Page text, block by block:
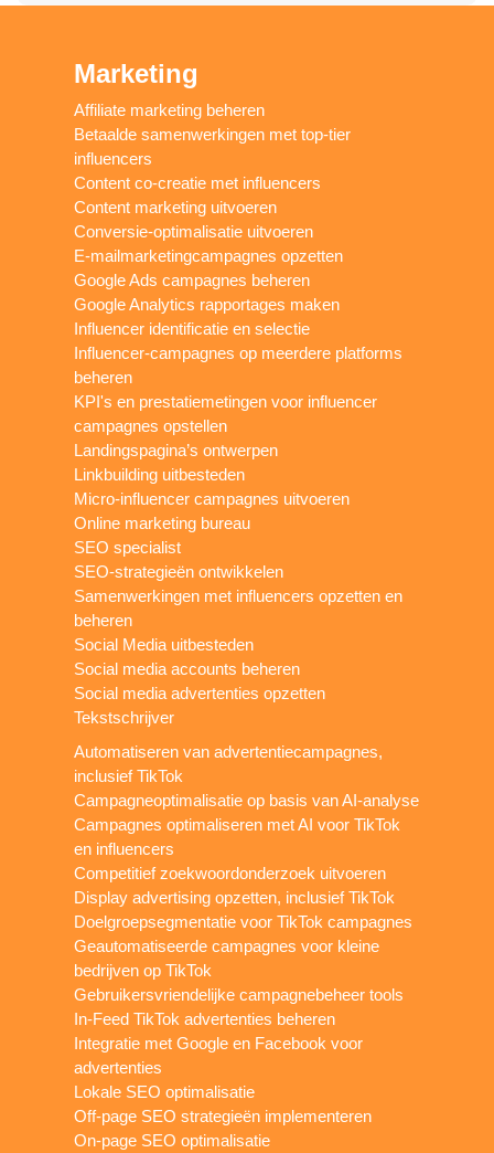
Marketing
Affiliate marketing beheren
Betaalde samenwerkingen met top-tier
influencers
Content co-creatie met influencers
Content marketing uitvoeren
Conversie-optimalisatie uitvoeren
E-mailmarketingcampagnes opzetten
Google Ads campagnes beheren
Google Analytics rapportages maken
Influencer identificatie en selectie
Influencer-campagnes op meerdere platforms
beheren
KPI's en prestatiemetingen voor influencer
campagnes opstellen
Landingspagina’s ontwerpen
Linkbuilding uitbesteden
Micro-influencer campagnes uitvoeren
Online marketing bureau
SEO specialist
SEO-strategieën ontwikkelen
Samenwerkingen met influencers opzetten en
beheren
Social Media uitbesteden
Social media accounts beheren
Social media advertenties opzetten
Tekstschrijver
Automatiseren van advertentiecampagnes,
inclusief TikTok
Campagneoptimalisatie op basis van AI-analyse
Campagnes optimaliseren met AI voor TikTok
en influencers
Competitief zoekwoordonderzoek uitvoeren
Display advertising opzetten, inclusief TikTok
Doelgroepsegmentatie voor TikTok campagnes
Geautomatiseerde campagnes voor kleine
bedrijven op TikTok
Gebruikersvriendelijke campagnebeheer tools
In-Feed TikTok advertenties beheren
Integratie met Google en Facebook voor
advertenties
Lokale SEO optimalisatie
Off-page SEO strategieën implementeren
On-page SEO optimalisatie